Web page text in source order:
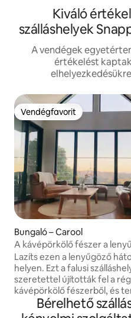
Kiváló
szálláshelyek
A vendégek
értékelést
Vendégfavorit
Vendégfavorit
Bungaló – Carool
A kávépörkölő fészer a
Caroolban
Lazíts ezen a lenyűgöző
helyen. Ezt a falusi
szeretettel újították fel a
kávépörkölő fészerből, és
rusztikus hangulattal épült.
tengerre és a hegyekre nyíló
Bérelhető